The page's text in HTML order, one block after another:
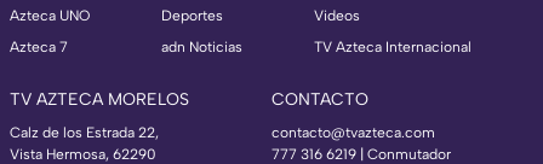
Azteca UNO
Azteca 7
Deportes
adn Noticias
Videos
TV Azteca Internacional
TV AZTECA MORELOS
Calz de los Estrada 22,
Vista Hermosa, 62290
CONTACTO
contacto@tvazteca.com
777 316 6219 | Conmutador